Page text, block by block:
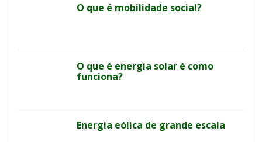
O que é mobilidade social?
O que é energia solar é como
funciona?
Energia eólica de grande escala